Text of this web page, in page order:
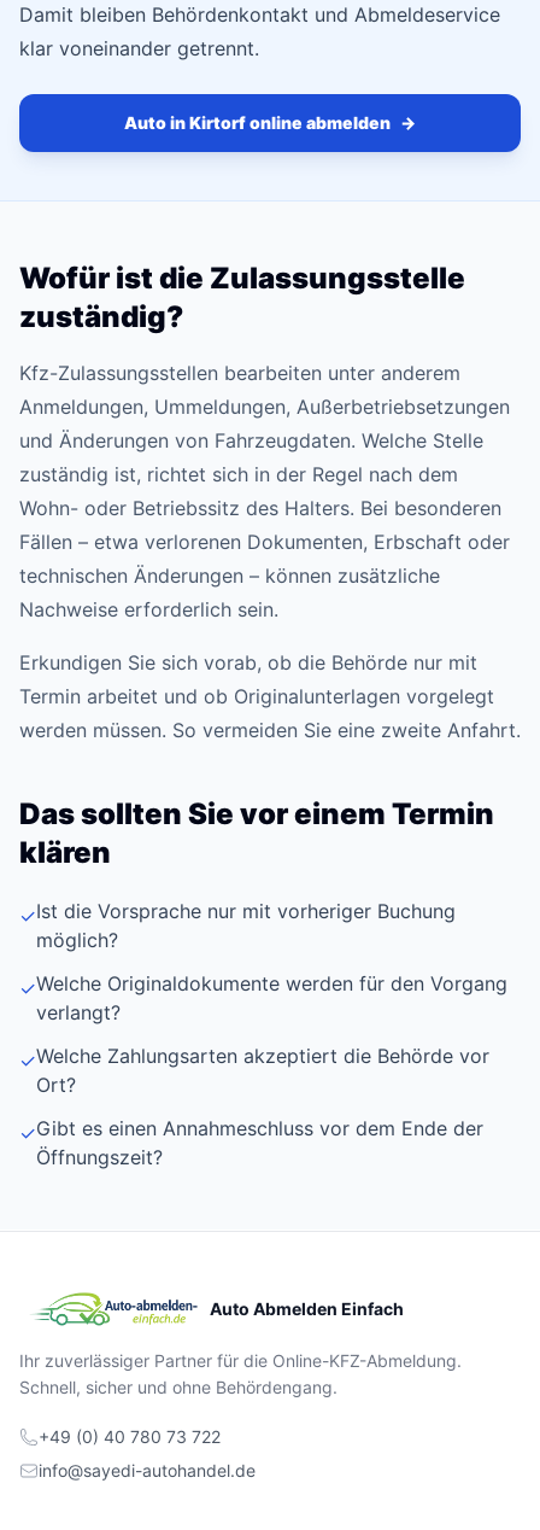
Damit bleiben Behördenkontakt und Abmeldeservice
klar voneinander getrennt.
Auto in Kirtorf online abmelden →
Wofür ist die Zulassungsstelle
zuständig?
Kfz-Zulassungsstellen bearbeiten unter anderem
Anmeldungen, Ummeldungen, Außerbetriebsetzungen
und Änderungen von Fahrzeugdaten. Welche Stelle
zuständig ist, richtet sich in der Regel nach dem
Wohn- oder Betriebssitz des Halters. Bei besonderen
Fällen – etwa verlorenen Dokumenten, Erbschaft oder
technischen Änderungen – können zusätzliche
Nachweise erforderlich sein.
Erkundigen Sie sich vorab, ob die Behörde nur mit
Termin arbeitet und ob Originalunterlagen vorgelegt
werden müssen. So vermeiden Sie eine zweite Anfahrt.
Das sollten Sie vor einem Termin
klären
✓Ist die Vorsprache nur mit vorheriger Buchung
möglich?
✓Welche Originaldokumente werden für den Vorgang
verlangt?
✓Welche Zahlungsarten akzeptiert die Behörde vor
Ort?
✓Gibt es einen Annahmeschluss vor dem Ende der
Öffnungszeit?
Auto Abmelden Einfach
Ihr zuverlässiger Partner für die Online-KFZ-Abmeldung.
Schnell, sicher und ohne Behördengang.
+49 (0) 40 780 73 722
info@sayedi-autohandel.de